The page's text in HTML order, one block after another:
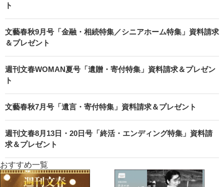
ト
文藝春秋9月号「金融・相続特集／シニアホーム特集」資料請求
＆プレゼント
週刊文春WOMAN夏号「遺贈・寄付特集」資料請求＆プレゼン
ト
文藝春秋7月号「遺言・寄付特集」資料請求＆プレゼント
週刊文春8月13日・20日号「終活・エンディング特集」資料請
求＆プレゼント
おすすめ一覧